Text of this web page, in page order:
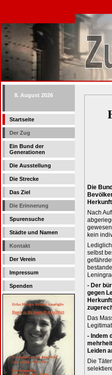
8. August 2026
Startseite
Der Zug
Ein Bund der
Generationen
Die Ausstellung
Die Strecke
Das Ziel
Die Erinnerung
Spurensuche
Städte und Namen
Kontakt
Der Verein
Impressum
Spenden
Die
Nach
kein
selbst
- Der
gegen
Das
- Indem
Leiden
Die